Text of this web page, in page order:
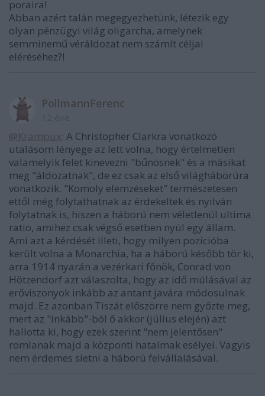
poraira!
Abban azért talán megegyezhetünk, létezik egy
olyan pénzügyi világ oligarcha, amelynek
semminemű véráldozat nem számít céljai
eléréséhez?!
PollmannFerenc
@Krampux: A Christopher Clarkra vonatkozó
utalásom lényege az lett volna, hogy értelmetlen
valamelyik felet kinevezni "bűnösnek" és a másikat
meg "áldozatnak", de ez csak az első világháborúra
vonatkozik. "Komoly elemzéseket" természetesen
ettől még folytathatnak az érdekeltek és nyilván
folytatnak is, hiszen a háború nem véletlenül ultima
ratio, amihez csak végső esetben nyúl egy állam.
Ami azt a kérdését illeti, hogy milyen pozícióba
került volna a Monarchia, ha a háború később tör ki,
arra 1914 nyarán a vezérkari főnök, Conrad von
Hötzendorf azt válaszolta, hogy az idő múlásával az
erőviszonyok inkább az antant javára módosulnak
majd. Ez azonban Tiszát előszörre nem győzte meg,
mert az "inkább"-ból ő akkor (július elején) azt
hallotta ki, hogy ezek szerint "nem jelentősen"
romlanak majd a központi hatalmak esélyei. Vagyis
nem érdemes sietni a háború felvállalásával.